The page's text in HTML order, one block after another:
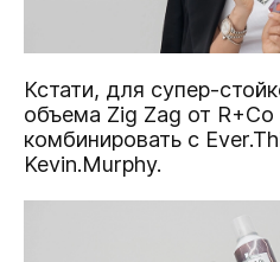
Кстати, для супер-
объема Zig Zag от
комбинировать с
Kevin.Murphy.